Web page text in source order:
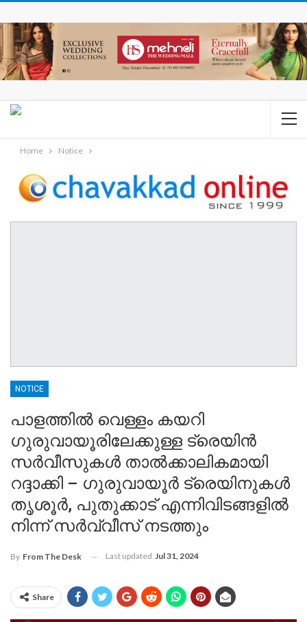
Home Notice
NOTICE
പാളത്തില്‍ വെള്ളം കയറി
ഗുരുവായൂരിലേക്കുള്ള ട്രെയിന്‍
സര്‍വീസുകള്‍ താല്‍ക്കാലികമായി
റദ്ദാക്കി – ഗുരുവായൂർ ട്രെയിനുകൾ
തൃശൂർ, പുതുക്കാട് എന്നിവിടങ്ങളിൽ
നിന്ന് സർവ്വീസ് നടത്തും
By From The Desk Last updated Jul 31, 2024
Share